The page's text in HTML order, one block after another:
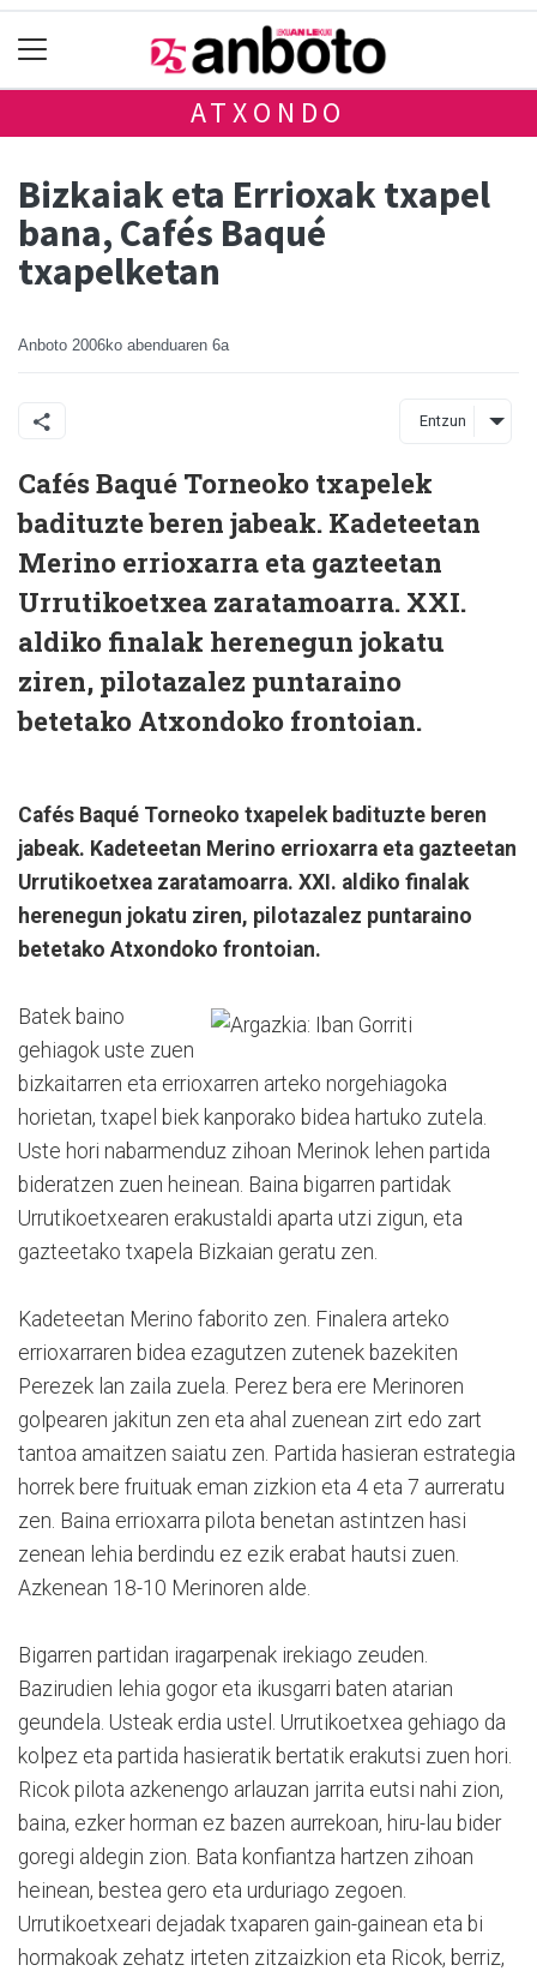
ATXONDO
Bizkaiak eta Errioxak txapel
bana, Cafés Baqué
txapelketan
Anboto 2006ko abenduaren 6a
Entzun
Cafés Baqué Torneoko txapelek
badituzte beren jabeak. Kadeteetan
Merino errioxarra eta gazteetan
Urrutikoetxea zaratamoarra. XXI.
aldiko finalak herenegun jokatu
ziren, pilotazalez puntaraino
betetako Atxondoko frontoian.
Cafés Baqué Torneoko txapelek badituzte beren
jabeak. Kadeteetan Merino errioxarra eta gazteetan
Urrutikoetxea zaratamoarra. XXI. aldiko finalak
herenegun jokatu ziren, pilotazalez puntaraino
betetako Atxondoko frontoian.
Batek baino
gehiagok uste zuen
bizkaitarren eta errioxarren arteko norgehiagoka
horietan, txapel biek kanporako bidea hartuko zutela.
Uste hori nabarmenduz zihoan Merinok lehen partida
bideratzen zuen heinean. Baina bigarren partidak
Urrutikoetxearen erakustaldi aparta utzi zigun, eta
gazteetako txapela Bizkaian geratu zen.
Kadeteetan Merino faborito zen. Finalera arteko
errioxarraren bidea ezagutzen zutenek bazekiten
Perezek lan zaila zuela. Perez bera ere Merinoren
golpearen jakitun zen eta ahal zuenean zirt edo zart
tantoa amaitzen saiatu zen. Partida hasieran estrategia
horrek bere fruituak eman zizkion eta 4 eta 7 aurreratu
zen. Baina errioxarra pilota benetan astintzen hasi
zenean lehia berdindu ez ezik erabat hautsi zuen.
Azkenean 18-10 Merinoren alde.
Bigarren partidan iragarpenak irekiago zeuden.
Bazirudien lehia gogor eta ikusgarri baten atarian
geundela. Usteak erdia ustel. Urrutikoetxea gehiago da
kolpez eta partida hasieratik bertatik erakutsi zuen hori.
Ricok pilota azkenengo arlauzan jarrita eutsi nahi zion,
baina, ezker horman ez bazen aurrekoan, hiru-lau bider
goregi aldegin zion. Bata konfiantza hartzen zihoan
heinean, bestea gero eta urduriago zegoen.
Urrutikoetxeari dejadak txaparen gain-gainean eta bi
hormakoak zehatz irteten zitzaizkion eta Ricok, berriz,